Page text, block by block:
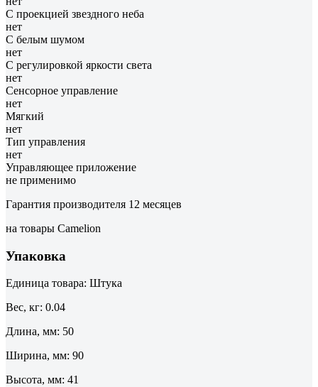
С проекцией звездного неба
нет
С белым шумом
нет
С регулировкой яркости света
нет
Сенсорное управление
нет
Мягкий
нет
Тип управления
нет
Управляющее приложение
не применимо
Гарантия производителя 12 месяцев
на товары Camelion
Упаковка
Единица товара: Штука
Вес, кг: 0.04
Длина, мм: 50
Ширина, мм: 90
Высота, мм: 41